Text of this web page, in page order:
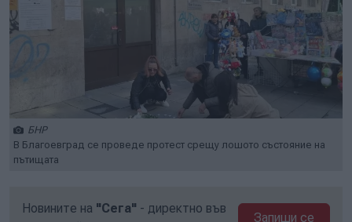
БНР
В Благоевград се проведе протест срещу лошото състояние на
пътищата
Новините на "Сега" - директно във
Запиши се